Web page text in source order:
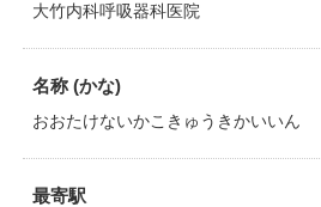
大竹内科呼吸器科医院
名称 (かな)
おおたけないかこきゅうきかいいん
最寄駅